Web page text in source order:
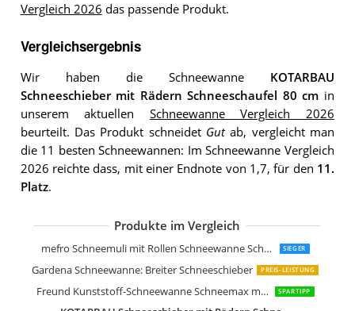
Vergleich 2026 das passende Produkt.
Vergleichsergebnis
Wir haben die Schneewanne KOTARBAU
Schneeschieber mit Rädern Schneeschaufel 80 cm in
unserem aktuellen Schneewanne Vergleich 2026
beurteilt. Das Produkt schneidet Gutab, vergleicht man
die 11 besten Schneewannen: Im Schneewanne Vergleich
2026 reichte dass, mit einer Endnote von 1,7, für den 11.
Platz.
Produkte im Vergleich
mefro Schneemuli mit Rollen Schneewanne Schneeschieber Futterschaufel 03 5500 SIEGER
Gardena Schneewanne: Breiter Schneeschieber PREIS-LEISTUNG
Freund Kunststoff-Schneewanne Schneemax mit Alu-Profilkante SPARTIPP
TRIUSO Schneewanne
Fiskars Schneewanne für große
Mefro Schneemuli 62x80x18cm